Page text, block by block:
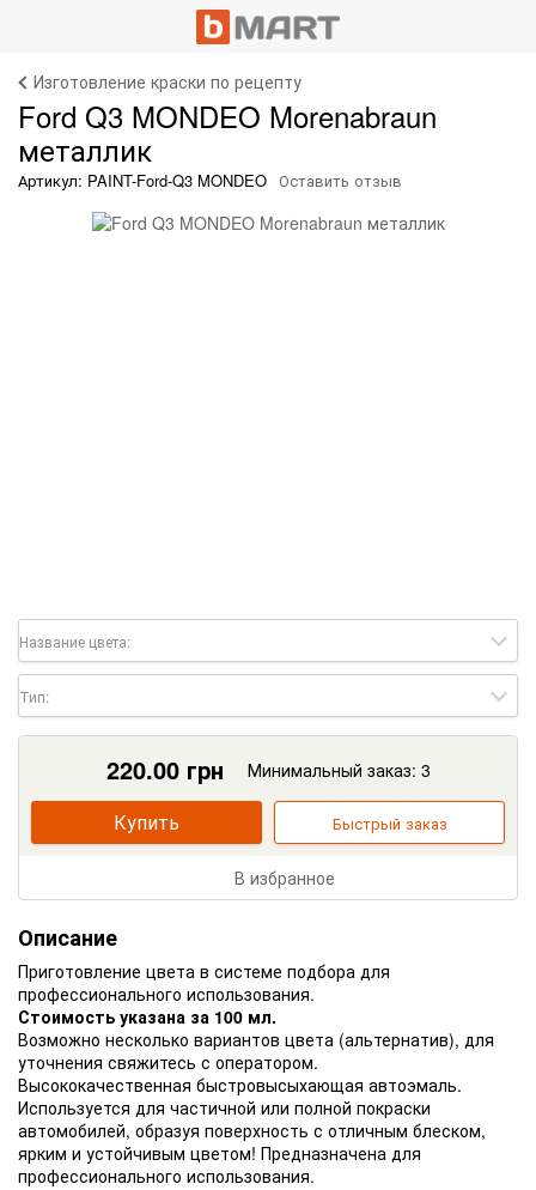
Изготовление краски по рецепту
Ford Q3 MONDEO Morenabraun
металлик
Артикул: PAINT-Ford-Q3 MONDEO Оставить отзыв
Название цвета:
Тип:
220.00грн Минимальный заказ: 3
Купить Быстрый заказ
В избранное
Описание
Приготовление цвета в системе подбора для
профессионального использования.
Стоимость указана за 100 мл.
Возможно несколько вариантов цвета (альтернатив), для
уточнения свяжитесь с оператором.
Высококачественная быстровысыхающая автоэмаль.
Используется для частичной или полной покраски
автомобилей, образуя поверхность с отличным блеском,
ярким и устойчивым цветом! Предназначена для
профессионального использования.